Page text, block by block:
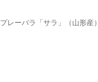
レーバラ「サラ」（山形産